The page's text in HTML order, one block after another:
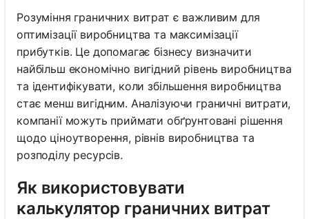
Розуміння граничних витрат є важливим для
оптимізації виробництва та максимізації
прибутків. Це допомагає бізнесу визначити
найбільш економічно вигідний рівень виробництва
та ідентифікувати, коли збільшення виробництва
стає менш вигідним. Аналізуючи граничні витрати,
компанії можуть приймати обґрунтовані рішення
щодо ціноутворення, рівнів виробництва та
розподілу ресурсів.
Як використовувати
калькулятор граничних витрат